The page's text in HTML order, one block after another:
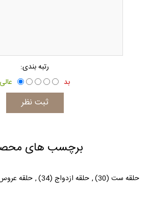
رتبه بندی:
بد
عالی
برچسب های
حلقه ست (30)
, حلقه ازدواج (34)
, حلقه